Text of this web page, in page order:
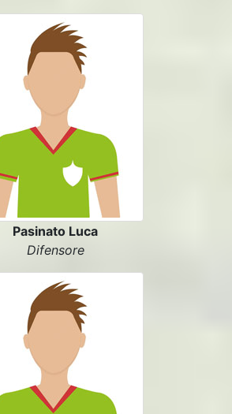
Pasinato Luca
Difensore